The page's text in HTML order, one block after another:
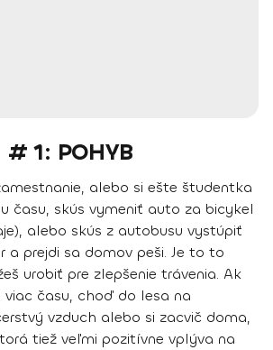
# 1: POHYB
alebo si ešte študentka
času, skús vymeniť auto za bicykel
alebo skús z autobusu vystúpiť
a prejdi sa domov peši. Je to to
urobiť pre zlepšenie trávenia. Ak
viac času, choď do lesa na
vzduch alebo si zacvič doma,
tiež veľmi pozitívne vplýva na